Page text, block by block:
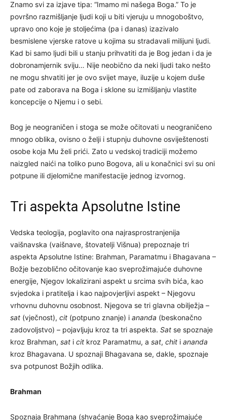
Znamo svi za izjave tipa: “Imamo mi našega Boga.” To je
površno razmišljanje ljudi koji u biti vjeruju u mnogoboštvo,
upravo ono koje je stoljećima (pa i danas) izazivalo
besmislene vjerske ratove u kojima su stradavali milijuni ljudi.
Kad bi samo ljudi bili u stanju prihvatiti da je Bog jedan i da je
dobronamjernik sviju… Nije neobično da neki ljudi tako nešto
ne mogu shvatiti jer je ovo svijet maye, iluzije u kojem duše
pate od zaborava na Boga i sklone su izmišljanju vlastite
koncepcije o Njemu i o sebi.
Bog je neograničen i stoga se može očitovati u neograničeno
mnogo oblika, ovisno o želji i stupnju duhovne osviještenosti
osobe koja Mu želi prići. Zato u vedskoj tradiciji možemo
naizgled naići na toliko puno Bogova, ali u konačnici svi su oni
potpune ili djelomične manifestacije jednog izvornog.
Tri aspekta Apsolutne Istine
Vedska teologija, poglavito ona najrasprostranjenija
vaišnavska (vaišnave, štovatelji Višnua) prepoznaje tri
aspekta Apsolutne Istine: Brahman, Paramatmu i Bhagavana –
Božje bezoblično očitovanje kao sveprožimajuće duhovne
energije, Njegov lokalizirani aspekt u srcima svih bića, kao
svjedoka i pratitelja i kao najpovjerljivi aspekt – Njegovu
vrhovnu duhovnu osobnost. Njegova se tri glavna obilježja –
sat (vječnost), cit (potpuno znanje) i ananda (beskonačno
zadovoljstvo) – pojavljuju kroz ta tri aspekta. Sat se spoznaje
kroz Brahman, sat i cit kroz Paramatmu, a sat, chit i ananda
kroz Bhagavana. U spoznaji Bhagavana se, dakle, spoznaje
sva potpunost Božjih odlika.
Brahman
Spoznaja Brahmana (shvaćanje Boga kao sveprožimajuće